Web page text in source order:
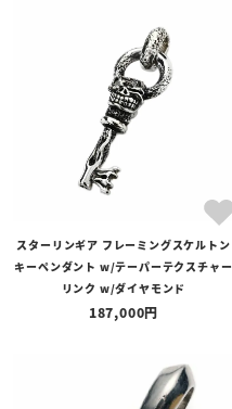
スターリンギア フレーミングスケルトン
キーペンダント w/テーパーテクスチャー
リンク w/ダイヤモンド
187,000